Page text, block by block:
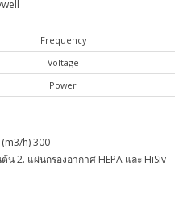
Frequency
Voltage
Power
h) 300
2. แผ่นกรองอากาศ HEPA และ HiSiv